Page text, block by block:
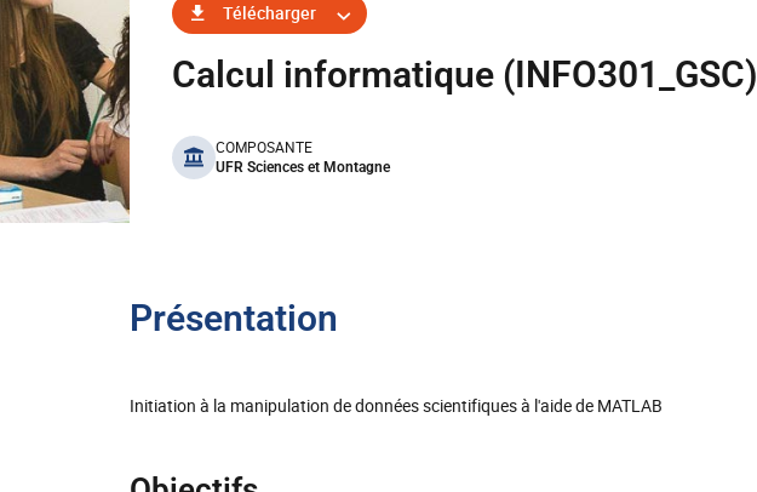
Télécharger
Calcul informatique (INFO301_GSC)
benefits
COMPOSANTE
UFR Sciences et Montagne
Présentation
Initiation à la manipulation de données scientifiques à l'aide de MATLAB